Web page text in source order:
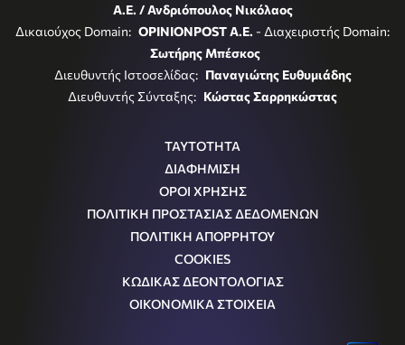
Α.Ε. / Ανδριόπουλος Νικόλαος
Δικαιούχος Domain: OPINIONPOST A.E. - Διαχειριστής Domain:
Σωτήρης Μπέσκος
Διευθυντής Ιστοσελίδας: Παναγιώτης Ευθυμιάδης
Διευθυντής Σύνταξης: Κώστας Σαρρηκώστας
ΤΑΥΤΟΤΗΤΑ
ΔΙΑΦΗΜΙΣΗ
ΟΡΟΙ ΧΡΗΣΗΣ
ΠΟΛΙΤΙΚΗ ΠΡΟΣΤΑΣΙΑΣ ΔΕΔΟΜΕΝΩΝ
ΠΟΛΙΤΙΚΗ ΑΠΟΡΡΗΤΟΥ
COOKIES
ΚΩΔΙΚΑΣ ΔΕΟΝΤΟΛΟΓΙΑΣ
ΟΙΚΟΝΟΜΙΚΑ ΣΤΟΙΧΕΙΑ